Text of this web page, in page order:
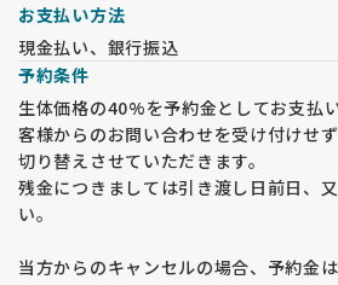
お支払い方法
現金払い、銀行振込
予約条件
生体価格の40%を予約金としてお支払
客様からのお問い合わせを受け付けせ
切り替えさせていただきます。
残金につきましては引き渡し日前日、
い。
当方からのキャンセルの場合、予約金